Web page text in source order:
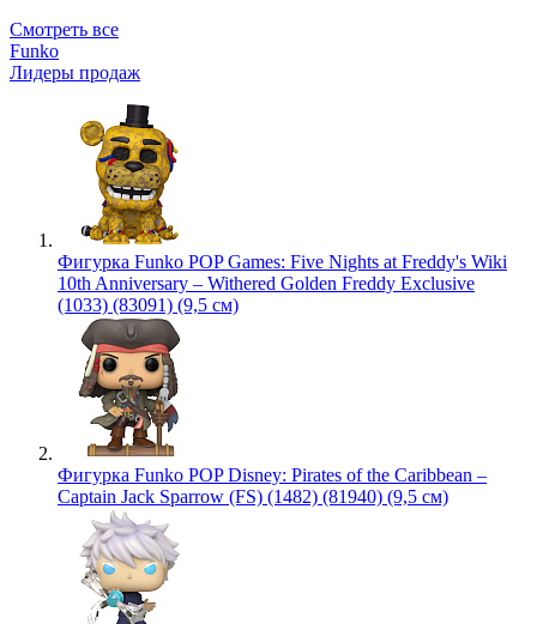
Смотреть все
Funko
Лидеры продаж
Фигурка Funko POP Games: Five Nights at Freddy's Wiki
10th Anniversary – Withered Golden Freddy Exclusive
(1033) (83091) (9,5 см)
Фигурка Funko POP Disney: Pirates of the Caribbean –
Captain Jack Sparrow (FS) (1482) (81940) (9,5 см)